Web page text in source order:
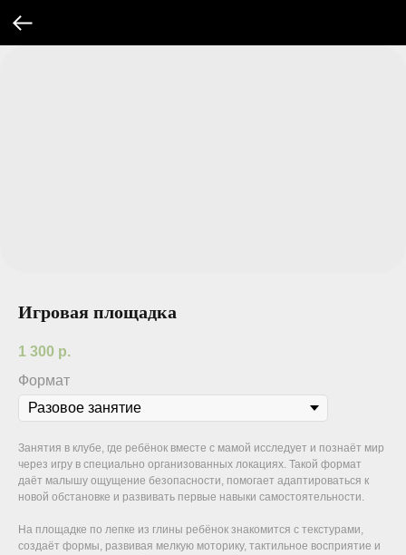
Игровая площадка
1 300 р.
Формат
Занятия в клубе, где ребёнок вместе с мамой исследует и познаёт мир
через игру в специально организованных локациях. Такой формат
даёт малышу ощущение безопасности, помогает адаптироваться к
новой обстановке и развивать первые навыки самостоятельности.
На площадке по лепке из глины ребёнок знакомится с текстурами,
создаёт формы, развивая мелкую моторику, тактильное восприятие и